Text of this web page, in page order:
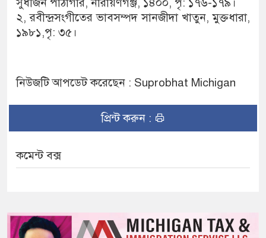
২, রবীন্দ্রসংগীতের ভাবসম্পদ সানজীদা খাতুন, মুক্তধারা,
১৯৮১,পৃ: ৩৫।
নিউজটি আপডেট করেছেন : Suprobhat Michigan
প্রিন্ট করুন :
কমেন্ট বক্স